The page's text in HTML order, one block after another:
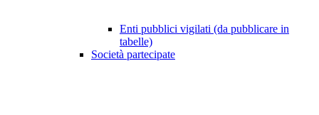
Enti pubblici vigilati (da pubblicare in
tabelle)
Società partecipate